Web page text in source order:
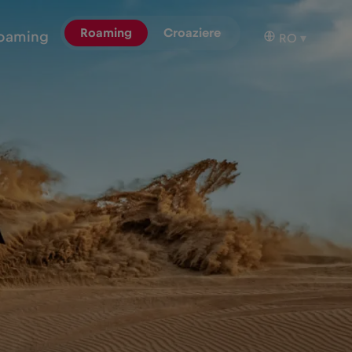
Roaming Croaziere RO ▾